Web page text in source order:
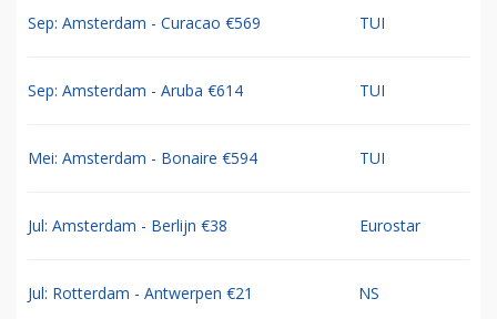
Sep: Amsterdam - Curacao €569 TUI
Sep: Amsterdam - Aruba €614 TUI
Mei: Amsterdam - Bonaire €594 TUI
Jul: Amsterdam - Berlijn €38 Eurostar
Jul: Rotterdam - Antwerpen €21 NS